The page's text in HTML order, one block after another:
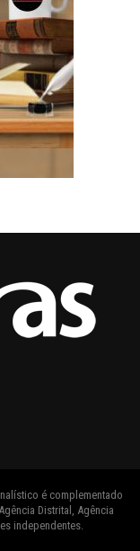
é complementado
Distrital, Agência
independentes.